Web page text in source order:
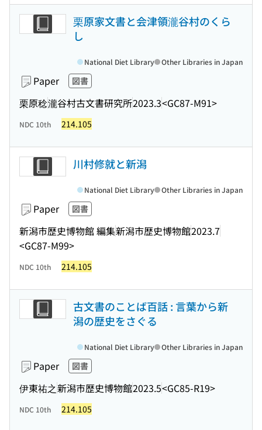
栗原家文書と会津領瀧谷村のくら
し
Paper 図書
栗原稔瀧谷村古文書研究所2023.3<GC87-M91>
National Diet Library Other Libraries in Japan
NDC 10th 214.105
川村修就と新潟
Paper 図書
新潟市歴史博物館 編集新潟市歴史博物館2023.7
<GC87-M99>
National Diet Library Other Libraries in Japan
NDC 10th 214.105
古文書のことば百話 : 言葉から新
潟の歴史をさぐる
Paper 図書
伊東祐之新潟市歴史博物館2023.5<GC85-R19>
National Diet Library Other Libraries in Japan
NDC 10th 214.105